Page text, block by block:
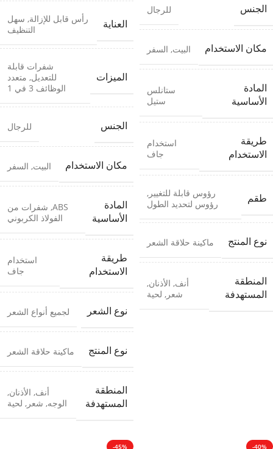
الجنس للرجال
مكان الاستخدام البيت, السفر
المادة
الأساسية
ستانلس
ستيل
طريقة
الاستخدام
استخدام
جاف
طقم رؤوس قابلة للتغيير ,
رؤوس لتحديد الطول
نوع المنتج ماكينة حلاقة الشعر
المنطقة
المستهدفة
أنف, الأذنان,
شعر , لحية
العناية رأس قابل للإزالة, سهل
التنظيف
الميزات
شفرات قابلة
للتعديل, متعدد
الوظائف 3 في 1
الجنس للرجال
مكان الاستخدام البيت, السفر
المادة
الأساسية
ABS
, شفرات من
الفولاذ الكربوني
طريقة
الاستخدام
استخدام
جاف
نوع الشعر لجميع أنواع الشعر
نوع المنتج ماكينة حلاقة الشعر
المنطقة
المستهدفة
أنف, الأذنان,
الوجه, شعر , لحية
-40%
-45%